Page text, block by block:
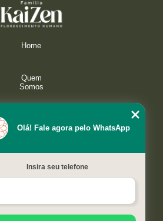
Home
Quem
Somos
Galeria
Mapa do
Olá! Fale agora pelo WhatsApp
Insira seu telefone